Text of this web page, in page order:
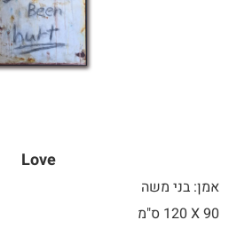
Love
אמן: בני משה
90 X